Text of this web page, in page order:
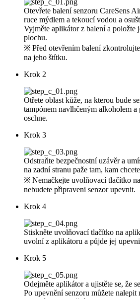
Otevřete balení senzoru CareSens
ruce mýdlem a tekoucí vodou a
Vyjměte aplikátor z balení a položte
plochu.
※ Před otevřením balení
na jeho štítku.
Krok 2
Otřete oblast kůže, na kterou bude
tampónem navlhčeným alkoholem a
oschne.
Krok 3
Odstraňte bezpečnostní uzávěr a
na zadní stranu paže tam, kam
※ Nemačkejte uvolňovací tlačítko
nebudete připraveni senzor upevnit.
Krok 4
Stiskněte uvolňovací tlačítko na
uvolní z aplikátoru a půjde jej
Krok 5
Odejměte aplikátor a ujistěte se, že
Po upevnění senzoru můžete nalepit